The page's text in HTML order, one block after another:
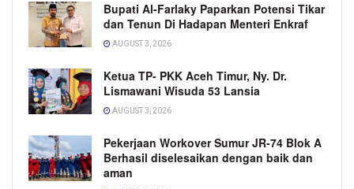
Bupati Al-Farlaky Paparkan Potensi Tikar
dan Tenun Di Hadapan Menteri Enkraf
AUGUST 3, 2026
Ketua TP- PKK Aceh Timur, Ny. Dr.
Lismawani Wisuda 53 Lansia
AUGUST 3, 2026
Pekerjaan Workover Sumur JR-74 Blok A
Berhasil diselesaikan dengan baik dan
aman